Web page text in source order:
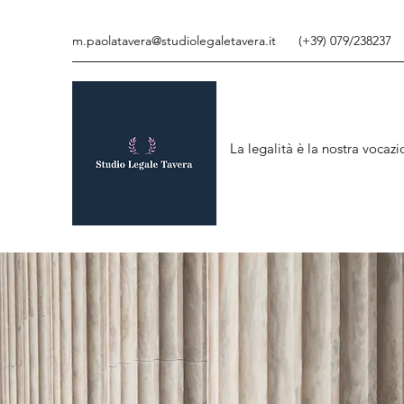
m.paolatavera@studiolegaletavera.it (+39) 079/238237
La legalità è la nostra